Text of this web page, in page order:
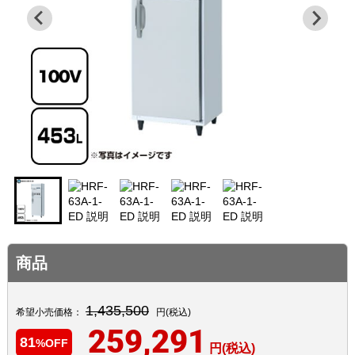
商品
希望小売価格： 1,435,500 円(税込)
81%OFF 259,291 円(税込)